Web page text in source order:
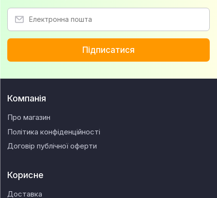
Підписатися
Компанія
Про магазин
Політика конфіденційності
Договір публічної оферти
Корисне
Доставка